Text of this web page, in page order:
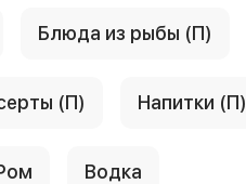
Блюда из рыбы (П)
(П) Напитки (П)
Водка